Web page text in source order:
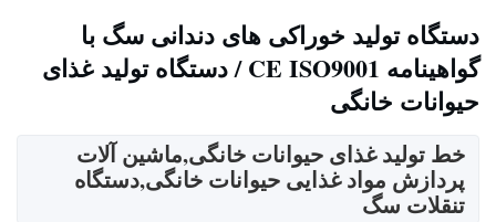
دستگاه تولید خوراکی های دندانی سگ با
گواهینامه CE ISO9001 / دستگاه تولید غذای
حیوانات خانگی
خط تولید غذای حیوانات خانگی,ماشین آلات
پردازش مواد غذایی حیوانات خانگی,دستگاه
تنقلات سگ